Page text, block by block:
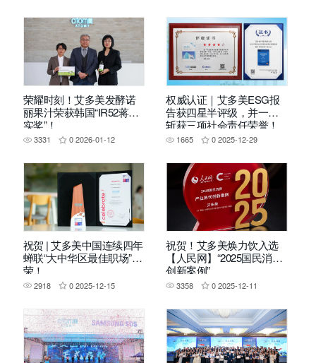
荣耀时刻！艾多美发酵诺
丽果汁荣获韩国“IR52蒋英
实奖”！
3331 0 2026-01-12
权威认证｜艾多美ESG报
告获四星半评级，并一举
斩获三项社会责任荣誉！
1665 0 2025-12-29
祝贺 | 艾多美中国连续四年
蝉联“大中华区最佳职场”殊
荣！
2918 0 2025-12-15
祝贺！艾多美焕力饮入选
【人民网】“2025国民消费
创新案例”
3358 0 2025-12-11